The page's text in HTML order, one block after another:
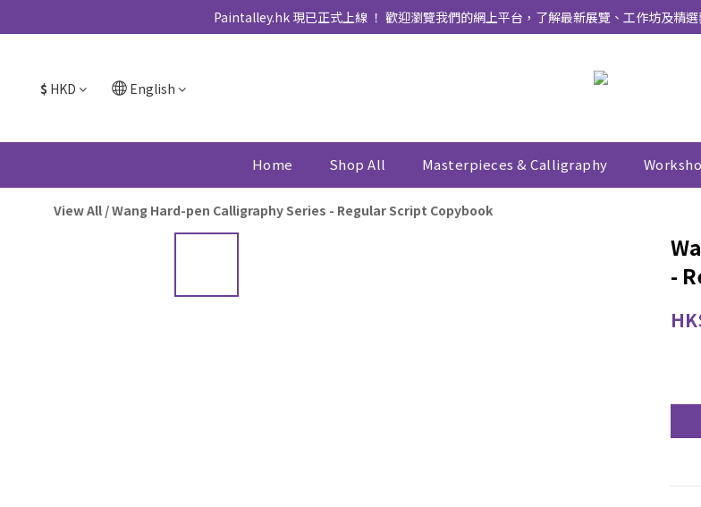
Paintalley.hk 現已正式上線 ！ 歡迎瀏覽我們的網上平台，了解最新展覽、工作坊及精
$ HKD English
Home Shop All Masterpieces & Calligraphy
View All /Wang Hard-pen Calligraphy Series - Regular Script Copybook
-